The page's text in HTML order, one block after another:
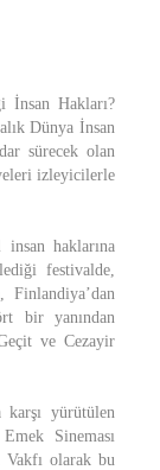
İnsan Hakları?
Dünya İnsan
sürecek olan
izleyicilerle
haklarına
festivalde,
Finlandiya’dan
bir yanından
ve Cezayir
karşı yürütülen
Sineması
Vakfı olarak bu